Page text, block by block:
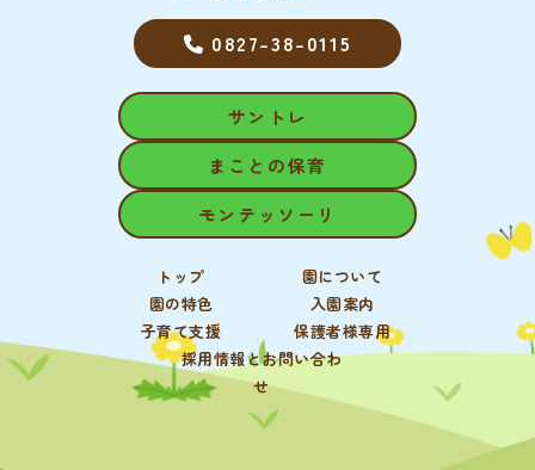
0827-38-0115
サントレ
まことの保育
モンテッソーリ
トップ
園について
園の特色
入園案内
子育て支援
保護者様専用
採用情報とお問い合わ
せ